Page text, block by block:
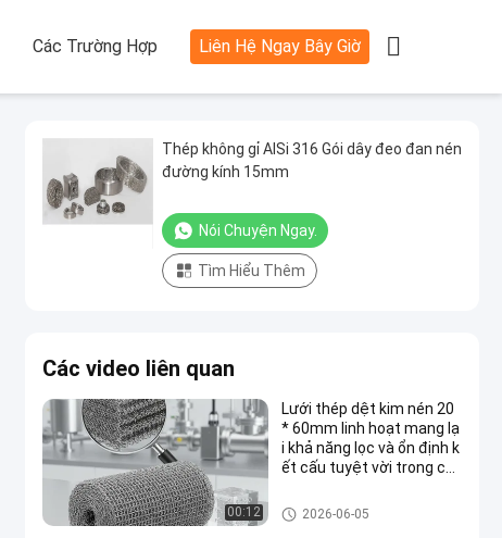
Các Trường Hợp Liên Hệ Ngay Bây Giờ 
Thép không gỉ AISi 316 Gói dây đeo đan nén
đường kính 15mm
Nói Chuyện Ngay.
Tìm Hiểu Thêm
Các video liên quan
00:12
Lưới thép dệt kim nén 20
* 60mm linh hoạt mang lạ
i khả năng lọc và ổn định k
ết cấu tuyệt vời trong cá
Lưới dệt kim nén
2026-06-05